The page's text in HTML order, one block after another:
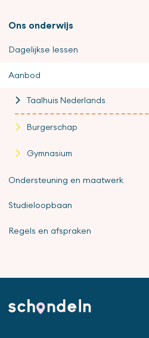
Ons onderwijs
Dagelijkse lessen
Aanbod
Taalhuis Nederlands
Burgerschap
Gymnasium
Ondersteuning en maatwerk
Studieloopbaan
Regels en afspraken